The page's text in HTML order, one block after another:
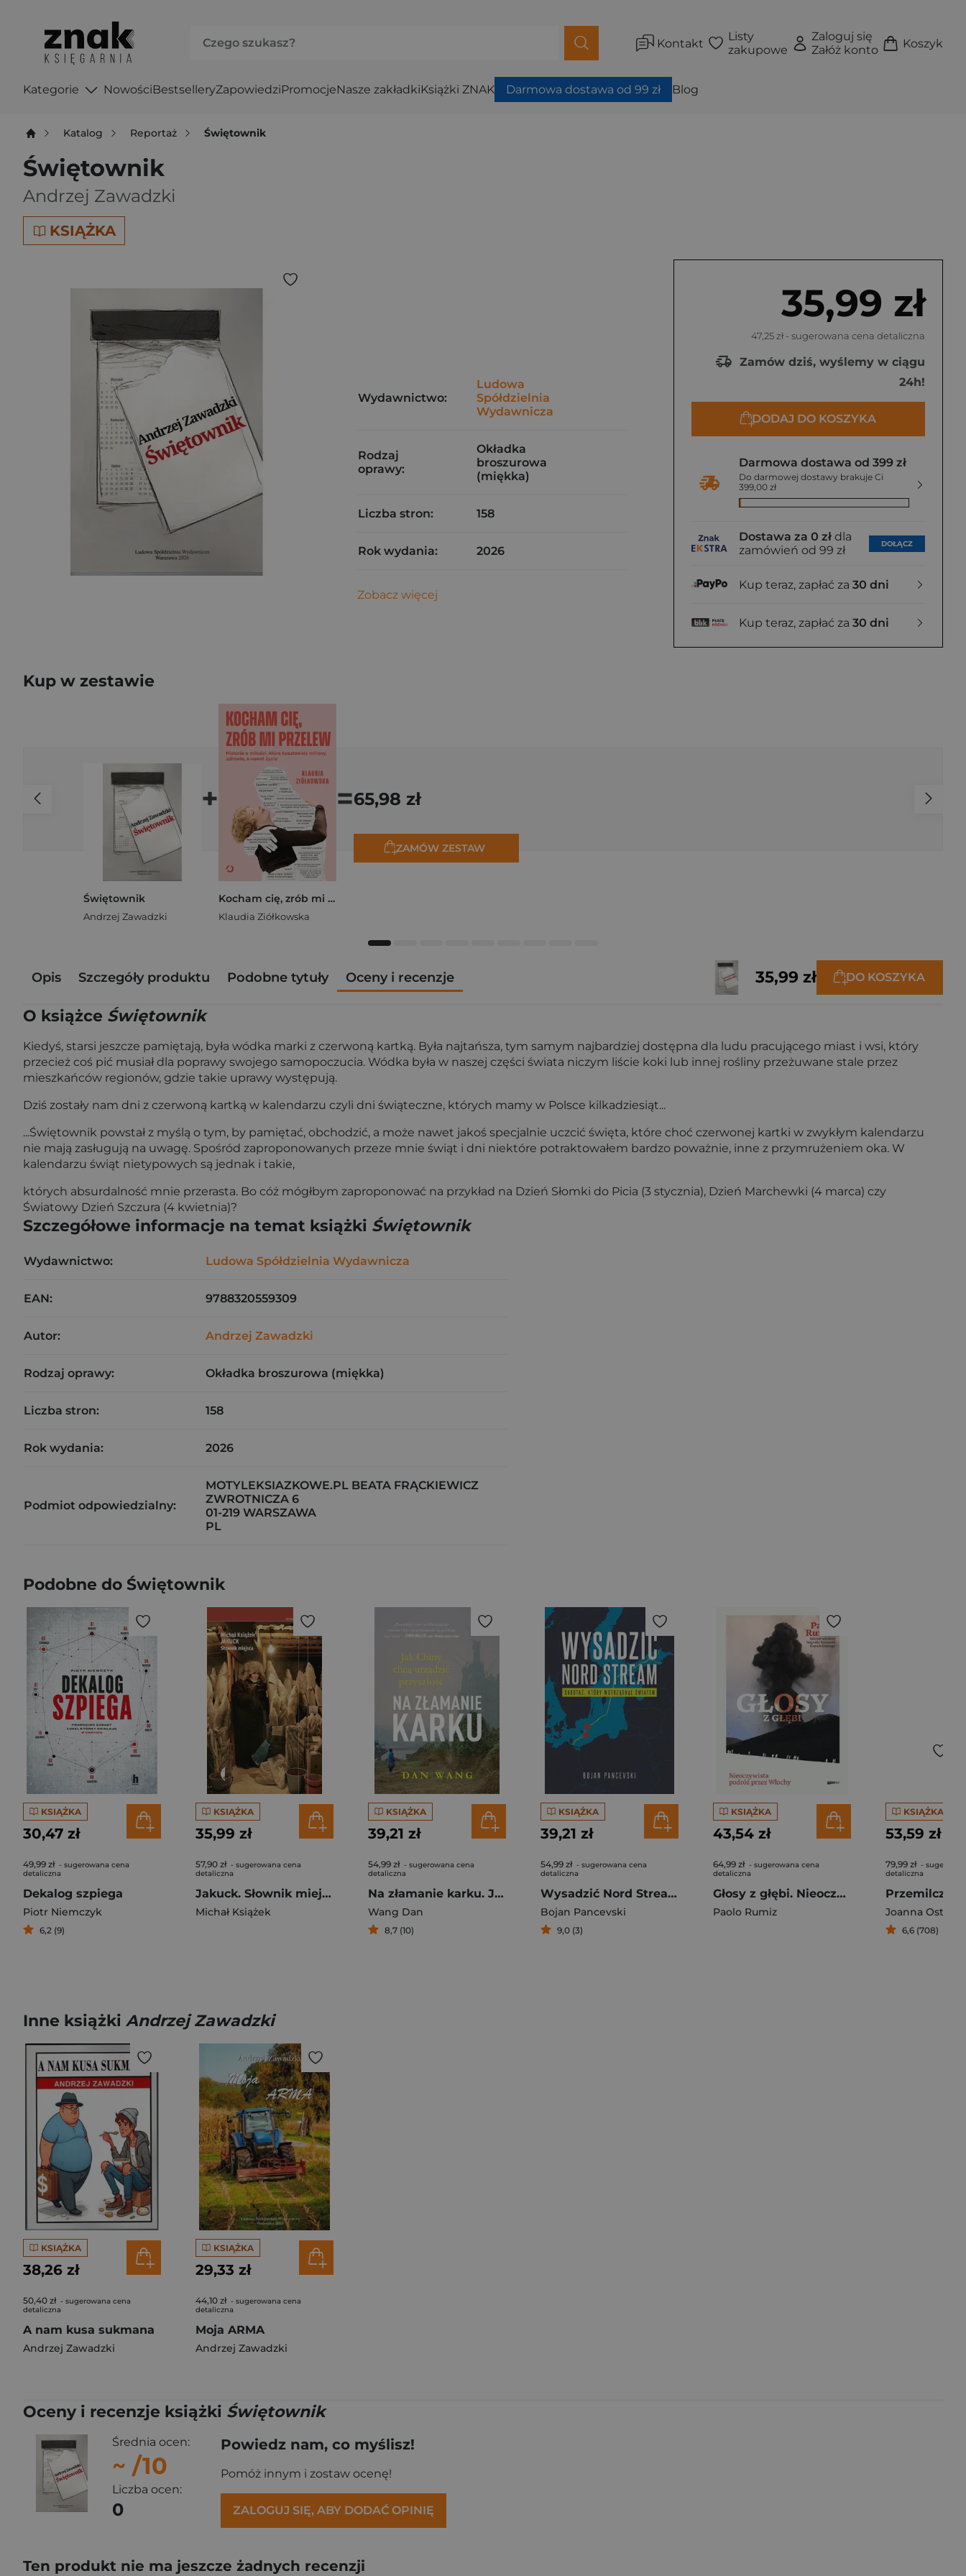
Kontakt
Listy
zakupowe
Zaloguj się
Załóż konto
Koszyk
Kategorie NowościBestselleryZapowiedziPromocjeNasze zakładkiKsiążki ZNAK Darmowa dostawa od 99 zł Blog
Katalog Reportaż Świętownik
Świętownik
Andrzej Zawadzki
KSIĄŻKA
35,99 zł
47,25 zł - sugerowana cena detaliczna
Zamów dziś, wyślemy w ciągu
24h!
DODAJ DO KOSZYKA
Darmowa dostawa od 399 zł
Do darmowej dostawy brakuje Ci
399,00 zł
Dostawa za 0 zł dla
zamówień od 99 zł
DOŁĄCZ
Kup teraz, zapłać za 30 dni
Kup teraz, zapłać za 30 dni
Wydawnictwo:
Ludowa
Spółdzielnia
Wydawnicza
Rodzaj
oprawy:
Okładka
broszurowa
(miękka)
Liczba stron: 158
Rok wydania: 2026
Zobacz więcej
Kup w zestawie
Świętownik
Andrzej Zawadzki
+
Kocham cię, zrób mi przelew. Historie o miłości, która kosztowała miliony, zdrowie, a nawet życie
Klaudia Ziółkowska
=65,98 zł
ZAMÓW ZESTAW
Opis Szczegóły produktu Podobne tytuły Oceny i recenzje 35,99 zł DO KOSZYKA
O książce Świętownik
Kiedyś, starsi jeszcze pamiętają, była wódka marki z czerwoną kartką. Była najtańsza, tym samym najbardziej dostępna dla ludu pracującego miast i wsi, który
przecież coś pić musiał dla poprawy swojego samopoczucia. Wódka była w naszej części świata niczym liście koki lub innej rośliny przeżuwane stale przez
mieszkańców regionów, gdzie takie uprawy występują.
Dziś zostały nam dni z czerwoną kartką w kalendarzu czyli dni świąteczne, których mamy w Polsce kilkadziesiąt...
...Świętownik powstał z myślą o tym, by pamiętać, obchodzić, a może nawet jakoś specjalnie uczcić święta, które choć czerwonej kartki w zwykłym kalendarzu
nie mają zasługują na uwagę. Spośród zaproponowanych przeze mnie świąt i dni niektóre potraktowałem bardzo poważnie, inne z przymrużeniem oka. W
kalendarzu świąt nietypowych są jednak i takie,
których absurdalność mnie przerasta. Bo cóż mógłbym zaproponować na przykład na Dzień Słomki do Picia (3 stycznia), Dzień Marchewki (4 marca) czy
Światowy Dzień Szczura (4 kwietnia)?
Szczegółowe informacje na temat książki Świętownik
Wydawnictwo: Ludowa Spółdzielnia Wydawnicza
EAN: 9788320559309
Autor: Andrzej Zawadzki
Rodzaj oprawy: Okładka broszurowa (miękka)
Liczba stron: 158
Rok wydania: 2026
Podmiot odpowiedzialny:
MOTYLEKSIAZKOWE.PL BEATA FRĄCKIEWICZ
ZWROTNICZA 6
01-219 WARSZAWA
PL
Podobne do Świętownik
KSIĄŻKA
30,47 zł
49,99 zł - sugerowana cena
detaliczna
Dekalog szpiega
Piotr Niemczyk
6,2 (9)
KSIĄŻKA
35,99 zł
57,90 zł - sugerowana cena
detaliczna
Jakuck. Słownik miejsca wyd. 2
Michał Książek
KSIĄŻKA
39,21 zł
54,99 zł - sugerowana cena
detaliczna
Na złamanie karku. Jak Chiny chcą urządzić przyszłość Dan Wang
Wang Dan
8,7 (10)
KSIĄŻKA
39,21 zł
54,99 zł - sugerowana cena
detaliczna
Wysadzić Nord Stream. Sabotaż, który wstrząsnął światem
Bojan Pancevski
9,0 (3)
KSIĄŻKA
43,54 zł
64,99 zł - sugerowana cena
detaliczna
Głosy z głębi. Nieoczywista podróż przez Włochy
Paolo Rumiz
KSIĄŻKA
53,59 zł
79,99 zł -
detaliczna
Joanna
6,6 (708)
Inne książki Andrzej Zawadzki
KSIĄŻKA
38,26 zł
50,40 zł - sugerowana cena
detaliczna
A nam kusa sukmana
Andrzej Zawadzki
KSIĄŻKA
29,33 zł
44,10 zł - sugerowana cena
detaliczna
Moja ARMA
Andrzej Zawadzki
Oceny i recenzje książki Świętownik
Średnia ocen:
~ /10
Liczba ocen:
0
Powiedz nam, co myślisz!
Pomóż innym i zostaw ocenę!
ZALOGUJ SIĘ, ABY DODAĆ OPINIĘ
Ten produkt nie ma jeszcze żadnych recenzji